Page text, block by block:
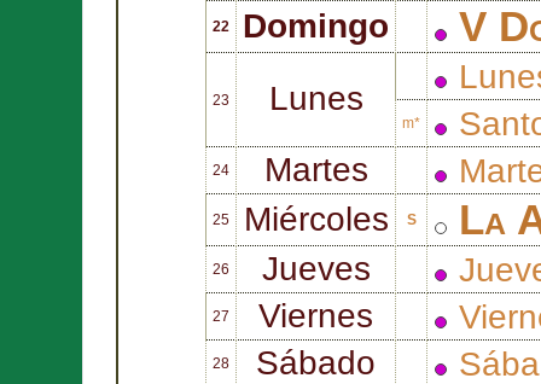
22 Domingo V
23 Lunes
m*
24 Martes
25 Miércoles S La
26 Jueves
27 Viernes
28 Sábado